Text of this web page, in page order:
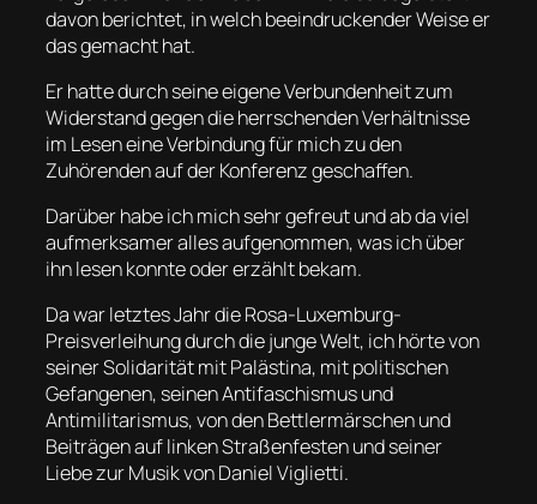
davon berichtet, in welch beeindruckender Weise er
das gemacht hat.
Er hatte durch seine eigene Verbundenheit zum
Widerstand gegen die herrschenden Verhältnisse
im Lesen eine Verbindung für mich zu den
Zuhörenden auf der Konferenz geschaffen.
Darüber habe ich mich sehr gefreut und ab da viel
aufmerksamer alles aufgenommen, was ich über
ihn lesen konnte oder erzählt bekam.
Da war letztes Jahr die Rosa-Luxemburg-
Preisverleihung durch die junge Welt, ich hörte von
seiner Solidarität mit Palästina, mit politischen
Gefangenen, seinen Antifaschismus und
Antimilitarismus, von den Bettlermärschen und
Beiträgen auf linken Straßenfesten und seiner
Liebe zur Musik von Daniel Viglietti.